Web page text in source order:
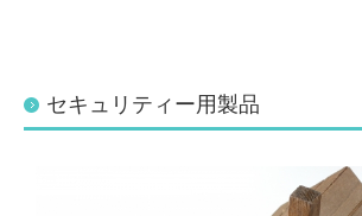
セキュリティー用製品